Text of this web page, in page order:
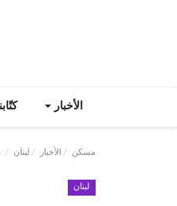
الأخبار
مسكن الأخبار لبنان
لبنان